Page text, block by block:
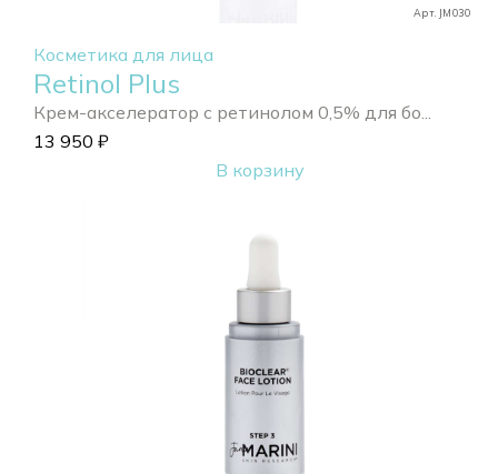
Арт. JM030
Косметика для лица
Retinol Plus
Крем-акселератор с ретинолом 0,5% для бо...
13 950 ₽
В корзину